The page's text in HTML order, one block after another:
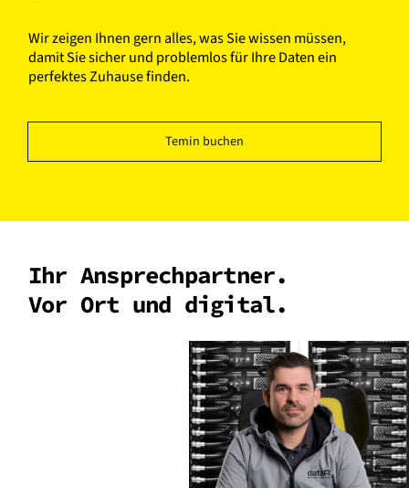
Wir zeigen Ihnen gern alles, was Sie wissen müssen,
damit Sie sicher und problemlos für Ihre Daten ein
perfektes Zuhause finden.
Temin buchen
Ihr Ansprechpartner.
Vor Ort und digital.